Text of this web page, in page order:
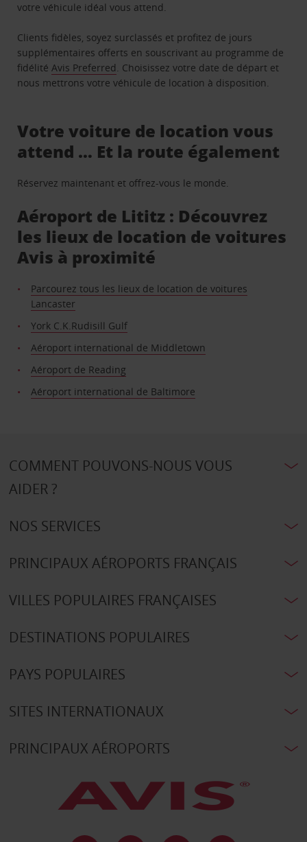
votre véhicule idéal vous attend.
Clients fidèles, soyez surclassés et profitez de jours
supplémentaires offerts en souscrivant au programme de
fidélitéAvis Preferred. Choisissez votre date de départ et
nous mettrons votre véhicule de location à disposition.
Votre voiture de location vous
attend … Et la route également
Réservez maintenant et offrez-vous le monde.
Aéroport de Lititz : Découvrez
les lieux de location de voitures
Avis à proximité
Parcourez tous les lieux de location de voitures
Lancaster
York C.K.Rudisill Gulf
Aéroport international de Middletown
Aéroport de Reading
Aéroport international de Baltimore
COMMENT POUVONS-NOUS VOUS
AIDER ?
NOS SERVICES
PRINCIPAUX AÉROPORTS FRANÇAIS
VILLES POPULAIRES FRANÇAISES
DESTINATIONS POPULAIRES
PAYS POPULAIRES
SITES INTERNATIONAUX
PRINCIPAUX AÉROPORTS